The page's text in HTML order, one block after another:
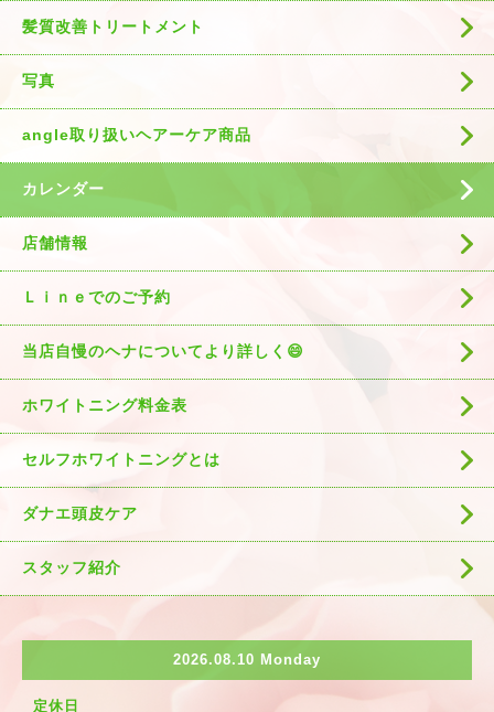
髪質改善トリートメント
写真
angle取り扱いヘアーケア商品
カレンダー
店舗情報
Ｌｉｎｅでのご予約
当店自慢のヘナについてより詳しく😄
ホワイトニング料金表
セルフホワイトニングとは
ダナエ頭皮ケア
スタッフ紹介
2026.08.10 Monday
定休日